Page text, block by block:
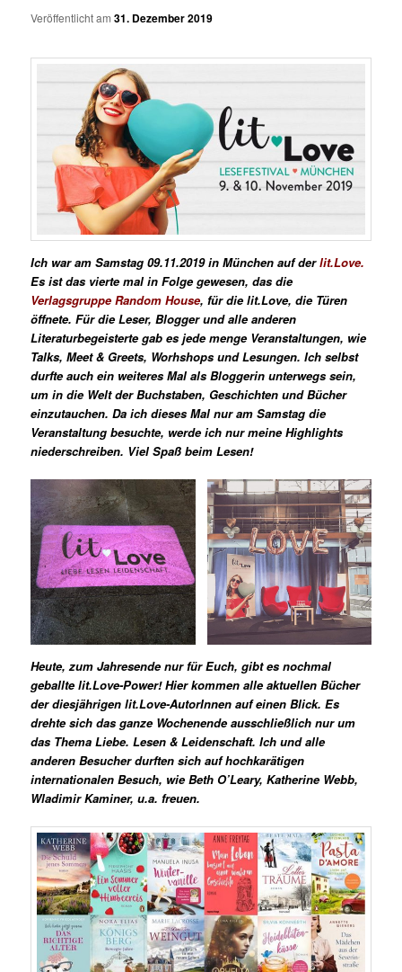
Veröffentlicht am31. Dezember 2019
Ich war am Samstag 09.11.2019 in München auf der lit.Love.
Es ist das vierte mal in Folge gewesen, das die
Verlagsgruppe Random House, für die lit.Love, die Türen
öffnete. Für die Leser, Blogger und alle anderen
Literaturbegeisterte gab es jede menge Veranstaltungen, wie
Talks, Meet & Greets, Worhshops und Lesungen. Ich selbst
durfte auch ein weiteres Mal als Bloggerin unterwegs sein,
um in die Welt der Buchstaben, Geschichten und Bücher
einzutauchen. Da ich dieses Mal nur am Samstag die
Veranstaltung besuchte, werde ich nur meine Highlights
niederschreiben. Viel Spaß beim Lesen!
Heute, zum Jahresende nur für Euch, gibt es nochmal
geballte lit.Love-Power! Hier kommen alle aktuellen Bücher
der diesjährigen lit.Love-AutorInnen auf einen Blick.Es
drehte sich das ganze Wochenende ausschließlich nur um
das Thema Liebe. Lesen & Leidenschaft. Ich und alle
anderen Besucher durften sich auf hochkarätigen
internationalen Besuch, wieBeth O’Leary, Katherine Webb,
Wladimir Kaminer, u.a. freuen.